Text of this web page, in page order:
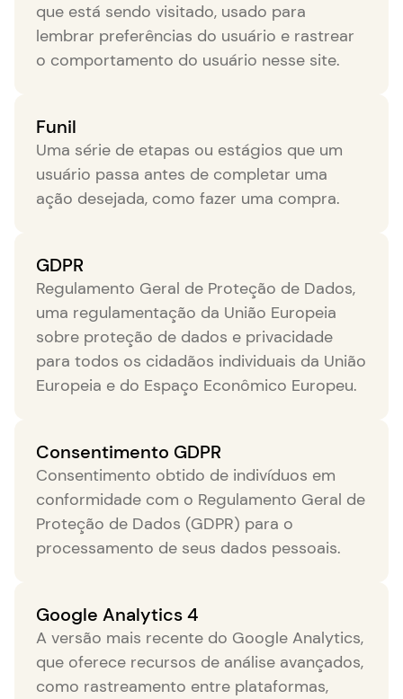
que está sendo visitado, usado para
lembrar preferências do usuário e rastrear
o comportamento do usuário nesse site.
Funil
Uma série de etapas ou estágios que um
usuário passa antes de completar uma
ação desejada, como fazer uma compra.
GDPR
Regulamento Geral de Proteção de Dados,
uma regulamentação da União Europeia
sobre proteção de dados e privacidade
para todos os cidadãos individuais da União
Europeia e do Espaço Econômico Europeu.
Consentimento GDPR
Consentimento obtido de indivíduos em
conformidade com o Regulamento Geral de
Proteção de Dados (GDPR) para o
processamento de seus dados pessoais.
Google Analytics 4
A versão mais recente do Google Analytics,
que oferece recursos de análise avançados,
como rastreamento entre plataformas,